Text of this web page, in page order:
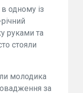
одному із
руками та
стояли
молодика
за